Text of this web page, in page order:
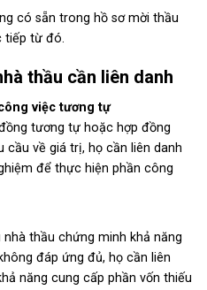
có sẵn trong hồ sơ mời thầu
tiếp từ đó.
thầu cần liên danh
việc tương tự
tương tự hoặc hợp đồng
về giá trị, họ cần liên danh
để thực hiện phần công
thầu chứng minh khả năng
đáp ứng đủ, họ cần liên
năng cung cấp phần vốn thiếu